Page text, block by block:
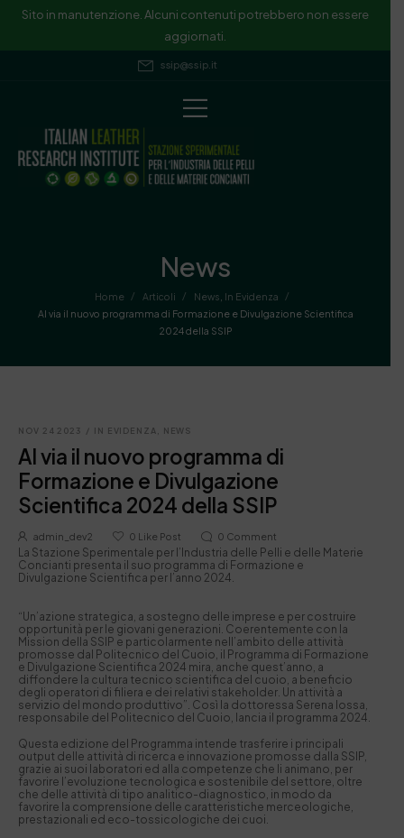
Sito in manutenzione. Alcuni contenuti potrebbero non essere
aggiornati.
ssip@ssip.it
News
Home / Articoli / News In Evidenza
/
Al via il nuovo programma di Formazione e Divulgazione Scientifica
2024 della SSIP
NOV 24 2023 / IN EVIDENZA, NEWS
Al via il nuovo programma di
Formazione e Divulgazione
Scientifica 2024 della SSIP
admin_dev2 0 Like Post 0 Comment
La Stazione Sperimentale per l’Industria delle Pelli e delle Materie
Concianti presenta il suo programma di Formazione e
Divulgazione Scientifica per l’anno 2024.
“Un’azione strategica, a sostegno delle imprese e per costruire
opportunità per le giovani generazioni. Coerentemente con la
Mission della SSIP e particolarmente nell’ambito delle attività
promosse dal Politecnico del Cuoio, il Programma di Formazione
e Divulgazione Scientifica 2024 mira, anche quest’anno, a
diffondere la cultura tecnico scientifica del cuoio, a beneficio
degli operatori di filiera e dei relativi stakeholder. Un attività a
servizio del mondo produttivo”. Così la dottoressa Serena Iossa,
responsabile del Politecnico del Cuoio, lancia il programma 2024.
Questa edizione del Programma intende trasferire i principali
output delle attività di ricerca e innovazione promosse dalla SSIP,
grazie ai suoi laboratori ed alla competenze che li animano, per
favorire l’evoluzione tecnologica e sostenibile del settore, oltre
che delle attività di tipo analitico-diagnostico, in modo da
favorire la comprensione delle caratteristiche merceologiche,
prestazionali ed eco-tossicologiche dei cuoi.